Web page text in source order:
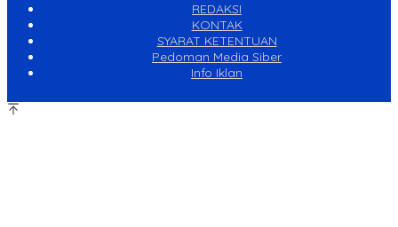
REDAKSI
KONTAK
SYARAT KETENTUAN
Pedoman Media Siber
Info Iklan